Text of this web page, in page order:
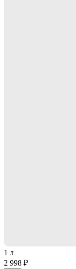
1 л
2 998 ₽